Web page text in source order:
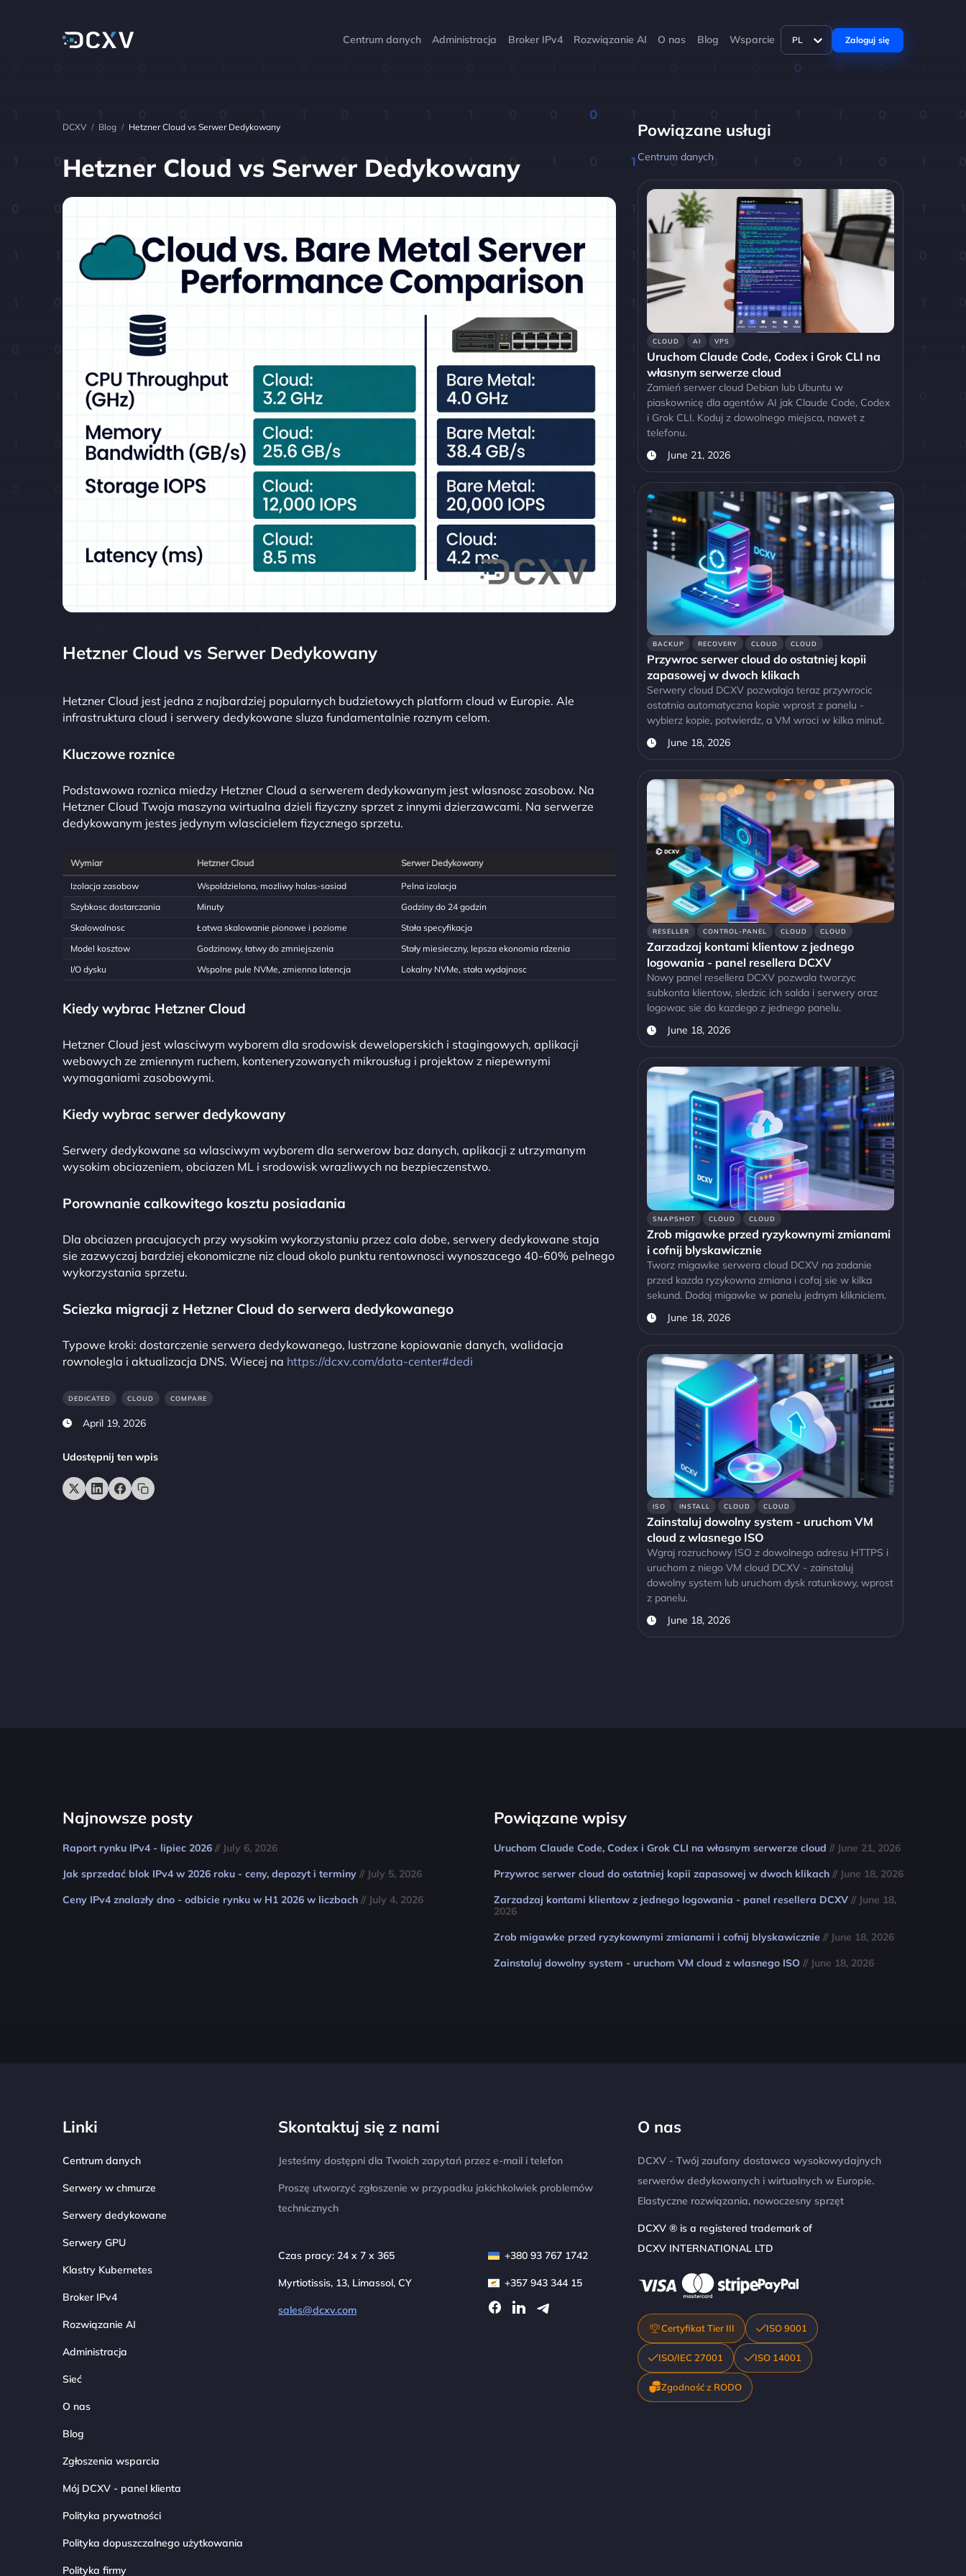
Centrum danych Administracja Broker IPv4 Rozwiązanie AI O nas Blog Wsparcie PL Zaloguj się
DCXV / Blog / Hetzner Cloud vs Serwer Dedykowany
Hetzner Cloud vs Serwer Dedykowany
Hetzner Cloud vs Serwer Dedykowany
Hetzner Cloud jest jedna z najbardziej popularnych budzietowych platform cloud w Europie. Ale
infrastruktura cloud i serwery dedykowane sluza fundamentalnie roznym celom.
Kluczowe roznice
Podstawowa roznica miedzy Hetzner Cloud a serwerem dedykowanym jest wlasnosc zasobow. Na
Hetzner Cloud Twoja maszyna wirtualna dzieli fizyczny sprzet z innymi dzierzawcami. Na serwerze
dedykowanym jestes jedynym wlascicielem fizycznego sprzetu.
Wymiar Hetzner Cloud Serwer Dedykowany
Izolacja zasobow Wspoldzielona, mozliwy halas-sasiad
Pelna izolacja
Szybkosc dostarczania
Minuty
Godziny do 24 godzin
Skalowalnosc
Łatwa skalowanie pionowe i poziome
Stała specyfikacja
Model kosztow
Godzinowy, łatwy do zmniejszenia
Stały miesieczny, lepsza ekonomia rdzenia
I/O dysku
Wspolne pule NVMe, zmienna latencja Lokalny NVMe, stała wydajnosc
Kiedy wybrac Hetzner Cloud
Hetzner Cloud jest wlasciwym wyborem dla srodowisk deweloperskich i stagingowych, aplikacji
webowych ze zmiennym ruchem, konteneryzowanych mikrousług i projektow z niepewnymi
wymaganiami zasobowymi.
Kiedy wybrac serwer dedykowany
Serwery dedykowane sa wlasciwym wyborem dla serwerow baz danych, aplikacji z utrzymanym
wysokim obciazeniem, obciazen ML i srodowisk wrazliwych na bezpieczenstwo.
Porownanie calkowitego kosztu posiadania
Dla obciazen pracujacych przy wysokim wykorzystaniu przez cala dobe, serwery dedykowane staja
sie zazwyczaj bardziej ekonomiczne niz cloud okolo punktu rentownosci wynoszacego 40-60% pelnego
wykorzystania sprzetu.
Sciezka migracji z Hetzner Cloud do serwera dedykowanego
Typowe kroki: dostarczenie serwera dedykowanego, lustrzane kopiowanie danych, walidacja
rownolegla i aktualizacja DNS. Wiecej na https://dcxv.com/data-center#dedi
DEDICATED CLOUD COMPARE
April 19, 2026
Udostępnij ten wpis
Powiązane usługi
Centrum danych
CLOUD AI VPS
Uruchom Claude Code, Codex i Grok CLI na
własnym serwerze cloud
Zamień serwer cloud Debian lub Ubuntu w
piaskownicę dla agentów AI jak Claude Code, Codex
i Grok CLI. Koduj z dowolnego miejsca, nawet z
telefonu.
June 21, 2026
BACKUP RECOVERY CLOUD CLOUD
Przywroc serwer cloud do ostatniej kopii
zapasowej w dwoch klikach
Serwery cloud DCXV pozwalaja teraz przywrocic
ostatnia automatyczna kopie wprost z panelu -
wybierz kopie, potwierdz, a VM wroci w kilka minut.
June 18, 2026
RESELLER CONTROL-PANEL CLOUD CLOUD
Zarzadzaj kontami klientow z jednego
logowania - panel resellera DCXV
Nowy panel resellera DCXV pozwala tworzyc
subkonta klientow, sledzic ich salda i serwery oraz
logowac sie do kazdego z jednego panelu.
June 18, 2026
SNAPSHOT CLOUD CLOUD
Zrob migawke przed ryzykownymi zmianami
i cofnij blyskawicznie
Tworz migawke serwera cloud DCXV na zadanie
przed kazda ryzykowna zmiana i cofaj sie w kilka
sekund. Dodaj migawke w panelu jednym klikniciem.
June 18, 2026
ISO INSTALL CLOUD CLOUD
Zainstaluj dowolny system - uruchom VM
cloud z wlasnego ISO
Wgraj rozruchowy ISO z dowolnego adresu HTTPS i
uruchom z niego VM cloud DCXV - zainstaluj
dowolny system lub uruchom dysk ratunkowy, wprost
z panelu.
June 18, 2026
Najnowsze posty
Raport rynku IPv4 - lipiec 2026 // July 6, 2026
Jak sprzedać blok IPv4 w 2026 roku - ceny, depozyt i terminy // July 5, 2026
Ceny IPv4 znalazły dno - odbicie rynku w H1 2026 w liczbach // July 4, 2026
Powiązane wpisy
Uruchom Claude Code, Codex i Grok CLI na własnym serwerze cloud // June 21, 2026
Przywroc serwer cloud do ostatniej kopii zapasowej w dwoch klikach // June 18, 2026
Zarzadzaj kontami klientow z jednego logowania - panel resellera DCXV // June 18,
2026
Zrob migawke przed ryzykownymi zmianami i cofnij blyskawicznie // June 18, 2026
Zainstaluj dowolny system - uruchom VM cloud z wlasnego ISO // June 18, 2026
Linki
Centrum danych
Serwery w chmurze
Serwery dedykowane
Serwery GPU
Klastry Kubernetes
Broker IPv4
Rozwiązanie AI
Administracja
Sieć
O nas
Blog
Zgłoszenia wsparcia
Mój DCXV - panel klienta
Polityka prywatności
Polityka dopuszczalnego użytkowania
Polityka firmy
Skontaktuj się z nami
Jesteśmy dostępni dla Twoich zapytań przez e-mail i telefon
Proszę utworzyć zgłoszenie w przypadku jakichkolwiek problemów
technicznych
Czas pracy: 24 x 7 x 365
Myrtiotissis, 13, Limassol, CY
sales@dcxv.com
+380 93 767 1742
+357 943 344 15
O nas
DCXV - Twój zaufany dostawca wysokowydajnych
serwerów dedykowanych i wirtualnych w Europie.
Elastyczne rozwiązania, nowoczesny sprzęt
DCXV ® is a registered trademark of
DCXV INTERNATIONAL LTD
Certyfikat Tier III ISO 9001
ISO/IEC 27001 ISO 14001
Zgodność z RODO